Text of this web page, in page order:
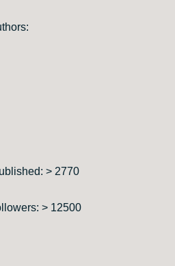
> 2770
> 12500